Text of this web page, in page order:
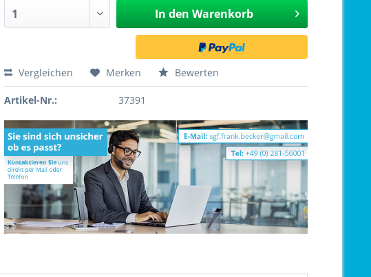
In den Warenkorb
Vergleichen Merken Bewerten
Artikel-Nr.: 37391